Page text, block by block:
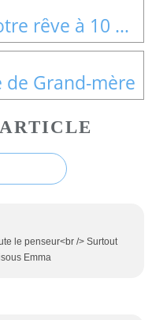
Et vous, c'était quoi votre rêve à 10 ans ?
Grand-mère
le penseur<br /> Surtout
Emma